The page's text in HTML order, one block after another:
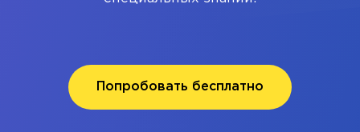
Попробовать бесплатно